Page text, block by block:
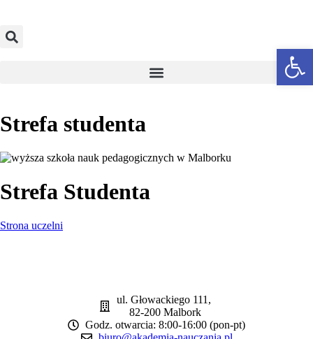
Strefa studenta
Strefa Studenta
Strona uczelni
ul. Głowackiego 111,
82-200 Malbork
Godz. otwarcia: 8:00-16:00 (pon-pt)
Otwórz